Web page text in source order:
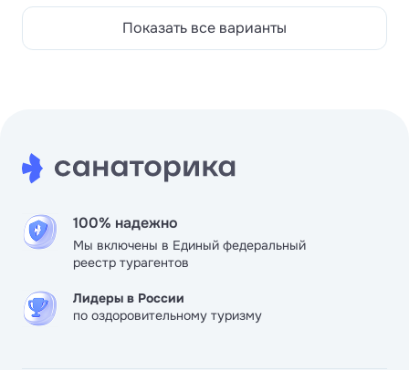
Показать все варианты
100% надежно
Мы включены в Единый федеральный
реестр турагентов
Лидеры в России
по оздоровительному туризму